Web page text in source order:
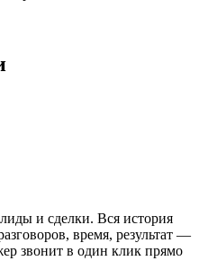
и сделки. Вся история
время, результат —
звонит в один клик прямо